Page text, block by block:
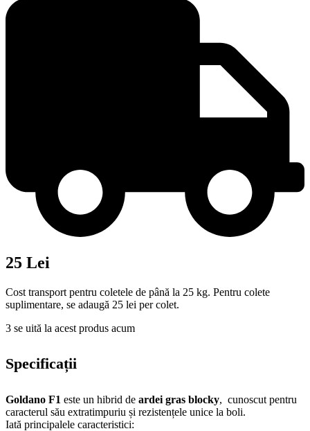
25 Lei
Cost transport pentru coletele de până la 25 kg. Pentru colete
suplimentare, se adaugă 25 lei per colet.
3 se uită la acest produs acum
Specificații
Goldano F1 este un hibrid de ardei gras blocky, cunoscut pentru
caracterul său extratimpuriu și rezistențele unice la boli.
Iată principalele caracteristici: